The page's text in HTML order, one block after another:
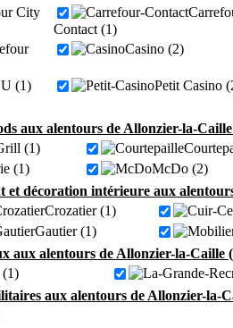
City
Contact (1)
Casino (2)
(1)
Petit Casino
aux alentours de Allonzier-la-
(1)
(1)
McDo (2)
et décoration intérieure aux
Crozatier (1)
Gautier (1)
aux alentours de Allonzier-la-Caille
(1)
aux alentours de Allonzier-la-